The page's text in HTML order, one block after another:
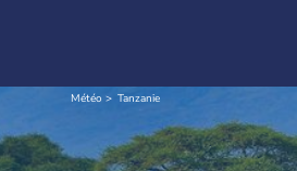
Météo Tanzanie